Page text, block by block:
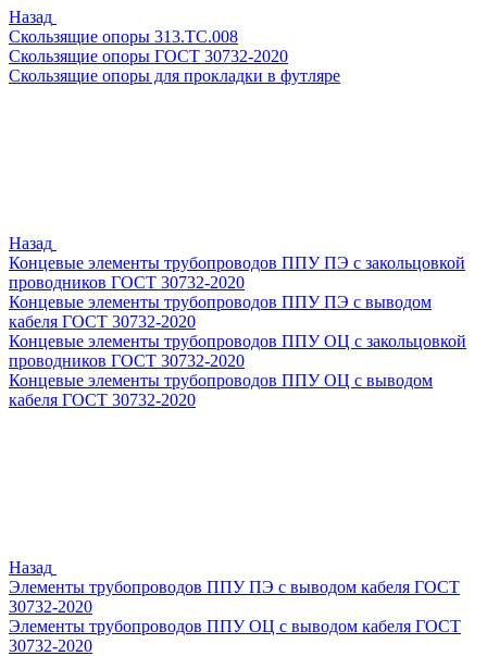
Назад
Скользящие опоры 313.ТС.008
Скользящие опоры ГОСТ 30732-2020
Скользящие опоры для прокладки в футляре
Назад
Концевые элементы трубопроводов ППУ ПЭ с закольцовкой
проводников ГОСТ 30732-2020
Концевые элементы трубопроводов ППУ ПЭ с выводом
кабеля ГОСТ 30732-2020
Концевые элементы трубопроводов ППУ ОЦ с закольцовкой
проводников ГОСТ 30732-2020
Концевые элементы трубопроводов ППУ ОЦ с выводом
кабеля ГОСТ 30732-2020
Назад
Элементы трубопроводов ППУ ПЭ с выводом кабеля ГОСТ
30732-2020
Элементы трубопроводов ППУ ОЦ с выводом кабеля ГОСТ
30732-2020